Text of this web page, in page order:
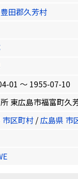
田郡久芳村
01 〜 1955-07-10
東広島市福富町久
市区町村 /広島県 市